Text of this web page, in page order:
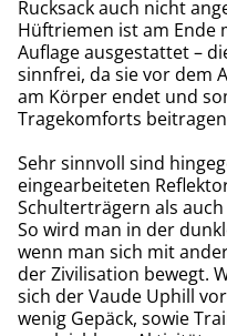
Rucksack auch nicht
Hüftriemen ist am Ende
Auflage ausgestattet –
sinnfrei, da sie vor dem
am Körper endet und
Tragekomforts
Sehr sinnvoll sind
eingearbeiteten
Schulterträgern als
So wird man in der
wenn man sich mit
der Zivilisation bewegt.
sich der Vaude Uphill
wenig Gepäck, sowie